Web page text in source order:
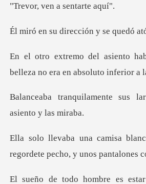
en a senta
dirección y se
belleza no era en
e sus
regordete
bre es